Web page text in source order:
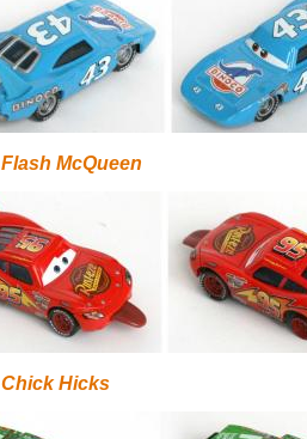
Flash McQueen
Chick Hicks